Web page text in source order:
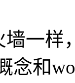
墙一
念和